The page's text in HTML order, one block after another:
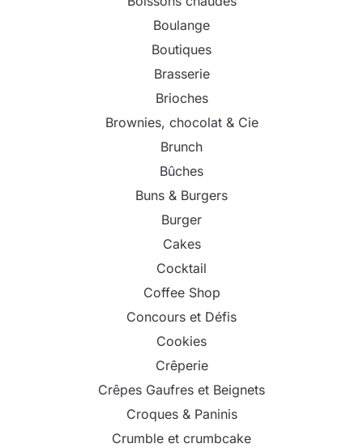
Boulange
Boutiques
Brasserie
Brioches
Brownies, chocolat & Cie
Brunch
Bûches
Buns & Burgers
Burger
Cakes
Cocktail
Coffee Shop
Concours et Défis
Cookies
Crêperie
Crêpes Gaufres et Beignets
Croques & Paninis
Crumble et crumbcake